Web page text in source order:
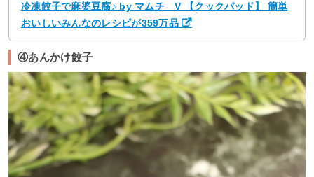
冷凍餃子で麻婆豆腐♪ by マムチ V 【クックパッド】 簡単
おいしいみんなのレシピが359万品
④あんかけ餃子